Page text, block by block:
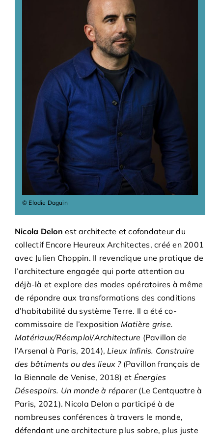
Contact
© Elodie Daguin
Nicola Delon est architecte et cofondateur du
collectif Encore Heureux Architectes, créé en 2001
avec Julien Choppin. Il revendique une pratique de
l’architecture engagée qui porte attention au
déjà-là et explore des modes opératoires à même
de répondre aux transformations des conditions
d’habitabilité du système Terre. Il a été co-
commissaire de l’exposition Matière grise.
Matériaux/Réemploi/Architecture (Pavillon de
l’Arsenal à Paris, 2014), Lieux Infinis. Construire
des bâtiments ou des lieux ?(Pavillon français de
la Biennale de Venise, 2018) et Énergies
Désespoirs. Un monde à réparer(Le Centquatre à
Paris, 2021). Nicola Delon a participé à de
nombreuses conférences à travers le monde,
défendant une architecture plus sobre, plus juste